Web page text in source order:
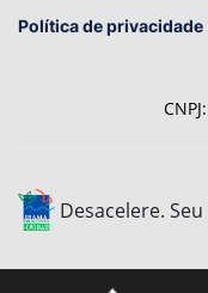
Política de privacidade
Desacelere.